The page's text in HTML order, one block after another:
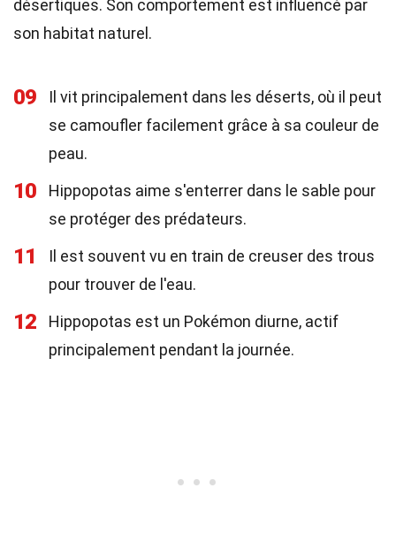
désertiques. Son comportement est influencé par
son habitat naturel.
09
Il vit principalement dans les déserts, où il peut
se camoufler facilement grâce à sa couleur de
peau.
10
Hippopotas aime s'enterrer dans le sable pour
se protéger des prédateurs.
11
Il est souvent vu en train de creuser des trous
pour trouver de l'eau.
12
Hippopotas est un Pokémon diurne, actif
principalement pendant la journée.